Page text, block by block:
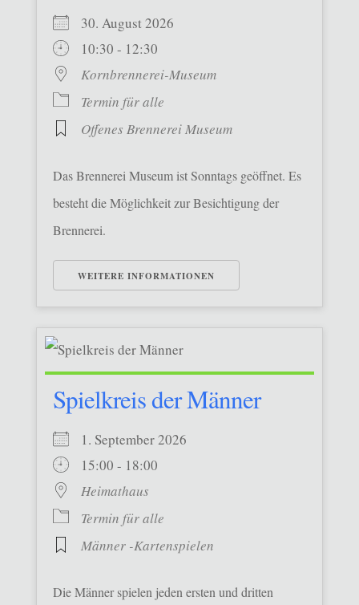
30. August 2026
10:30 - 12:30
Kornbrennerei-Museum
Termin für alle
Offenes Brennerei Museum
Das Brennerei Museum ist Sonntags geöffnet. Es
besteht die Möglichkeit zur Besichtigung der
Brennerei.
WEITERE INFORMATIONEN
Spielkreis der Männer
1. September 2026
15:00 - 18:00
Heimathaus
Termin für alle
Männer -Kartenspielen
Die Männer spielen jeden ersten und dritten